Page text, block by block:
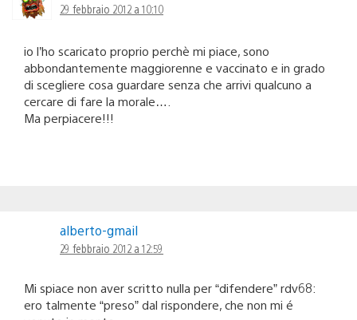
29 febbraio 2012 a 10:10
io l’ho scaricato proprio perchè mi piace, sono
abbondantemente maggiorenne e vaccinato e in grado
di scegliere cosa guardare senza che arrivi qualcuno a
cercare di fare la morale….
Ma perpiacere!!!
alberto-gmail
29 febbraio 2012 a 12:59
Mi spiace non aver scritto nulla per “difendere” rdv68:
ero talmente “preso” dal rispondere, che non mi é